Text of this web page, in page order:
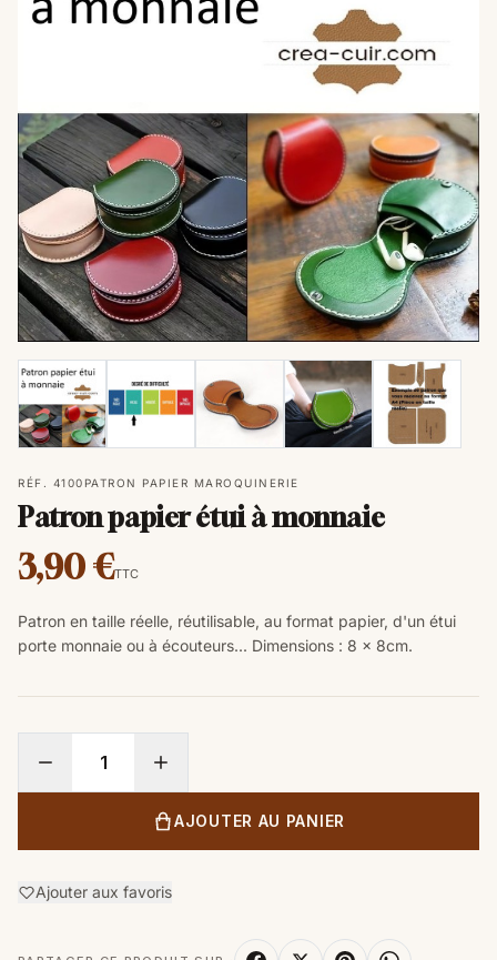
RÉF. 4100 PATRON PAPIER MAROQUINERIE
Patron papier étui à monnaie
3,90 €TTC
Patron en taille réelle, réutilisable, au format papier, d'un étui
porte monnaie ou à écouteurs... Dimensions : 8 x 8cm.
AJOUTER AU PANIER
Ajouter aux favoris